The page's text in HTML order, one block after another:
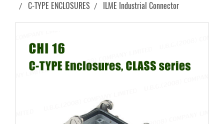
C-TYPE ENCLOSURES
ILME Industrial Connector